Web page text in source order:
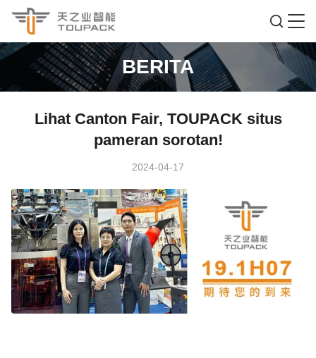
BERITA
Lihat Canton Fair, TOUPACK situs
pameran sorotan!
2024-04-17